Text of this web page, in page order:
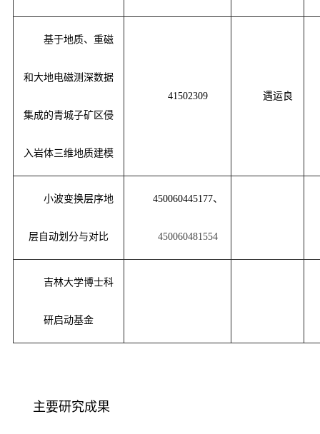
基于地质、重磁
和大地电磁测深数据
集成的青城子矿区侵
入岩体三维地质建模
41502309 遇运良
小波变换层序地
层自动划分与对比
450060445177、
450060481554
吉林大学博士科
研启动基金
主要研究成果